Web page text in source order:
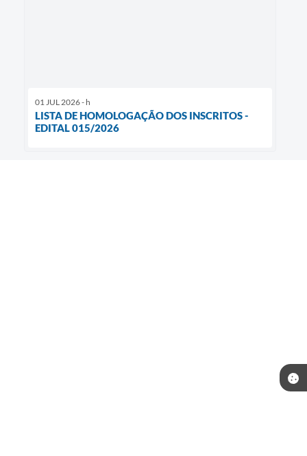
01 JUL 2026 - h
LISTA DE HOMOLOGAÇÃO DOS INSCRITOS -
EDITAL 015/2026